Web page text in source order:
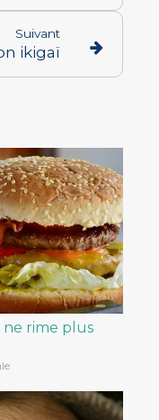
Suivant
ikigaï
rime plus